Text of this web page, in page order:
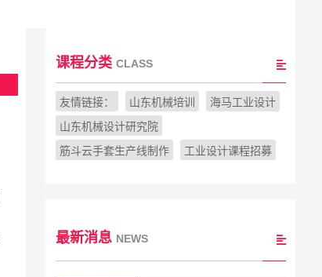
课程分类 CLASS
友情链接： 山东机械培训
海马工业设计
山东机械设计研究院
筋斗云手套生产线制作
工业设计课程招募
最新消息 NEWS